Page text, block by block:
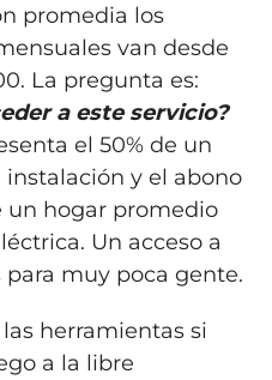
promedia los
van desde
La pregunta es:
a este servicio?
el 50% de un
y el abono
un hogar promedio
Un acceso a
muy poca gente.
herramientas si
a la libre